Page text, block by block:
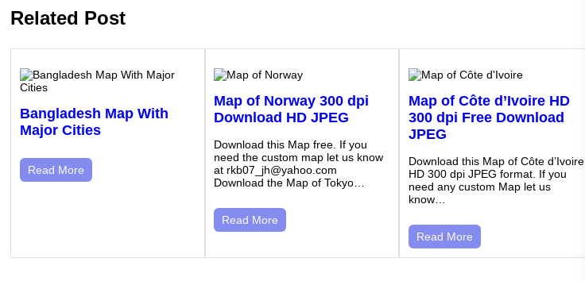
Related Post
Bangladesh Map With
Major Cities
Read More
Map of Norway 300 dpi
Download HD JPEG
Download this Map free. If you
need the custom map let us know
at rkb07_jh@yahoo.com
Download the Map of Tokyo…
Read More
Map of Côte d’Ivoire HD
300 dpi Free Download
JPEG
Download this Map of Côte d’Ivoire
HD 300 dpi JPEG format. If you
need any custom Map let us
know…
Read More